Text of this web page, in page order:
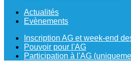
Actualités
Evènements
Inscription AG et week-end
Pouvoir pour l'AG
Participation à l'AG